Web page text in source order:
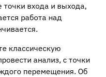
точки входа и выхода,
работа над
классическую
анализ, с точки
перемещения. Об